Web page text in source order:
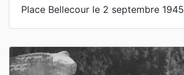
Place Bellecour le 2 septembre 1945